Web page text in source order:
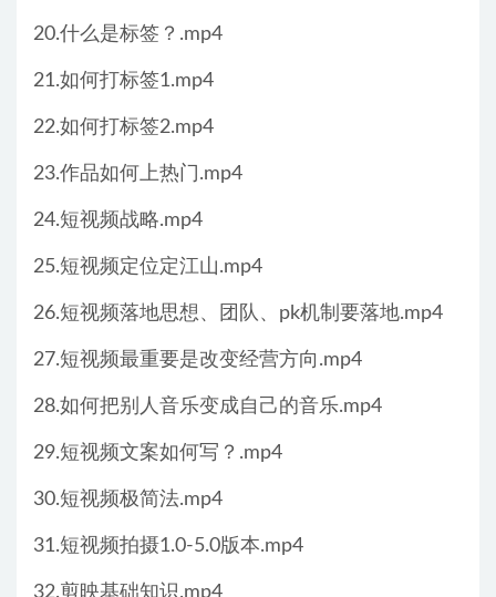
20.什么是标签？.mp4
21.如何打标签1.mp4
22.如何打标签2.mp4
23.作品如何上热门.mp4
24.短视频战略.mp4
25.短视频定位定江山.mp4
26.短视频落地思想、团队、pk机制要落地.mp4
27.短视频最重要是改变经营方向.mp4
28.如何把别人音乐变成自己的音乐.mp4
29.短视频文案如何写？.mp4
30.短视频极简法.mp4
31.短视频拍摄1.0-5.0版本.mp4
32.剪映基础知识.mp4